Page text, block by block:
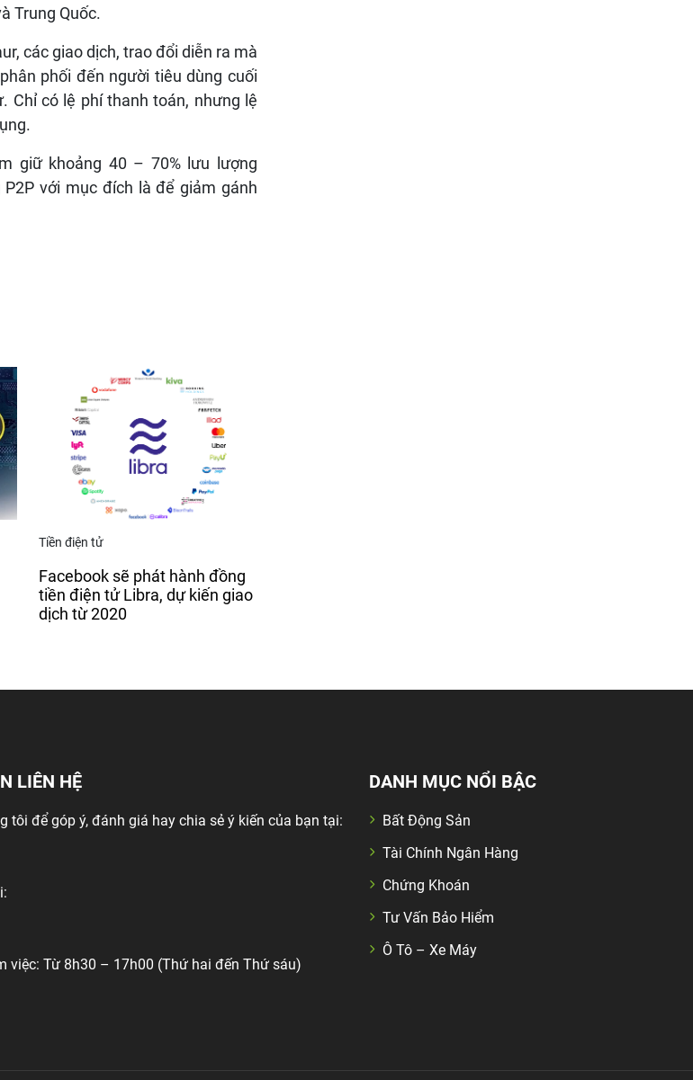
Trung Quốc.
các giao dịch, trao đổi diễn ra mà
phối đến người tiêu dùng cuối
Chỉ có lệ phí thanh toán, nhưng lệ
giữ khoảng 40 – 70% lưu lượng
với mục đích là để giảm gánh
Tiền điện tử
Facebook sẽ phát hành đồng
tiền điện tử Libra, dự kiến giao
dịch từ 2020
LIÊN HỆ
tôi để góp ý, đánh giá hay chia sẻ ý kiến của bạn tại:
việc: Từ 8h30 – 17h00 (Thứ hai đến Thứ sáu)
DANH MỤC NỔI BẬC
Bất Động Sản
Tài Chính Ngân Hàng
Chứng Khoán
Tư Vấn Bảo Hiểm
Ô Tô – Xe Máy